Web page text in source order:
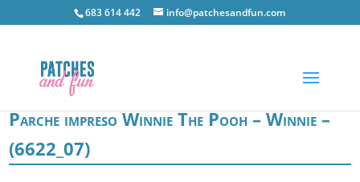
683 614 442 info@patchesandfun.com
Parche impreso Winnie The Pooh – Winnie –
(6622_07)